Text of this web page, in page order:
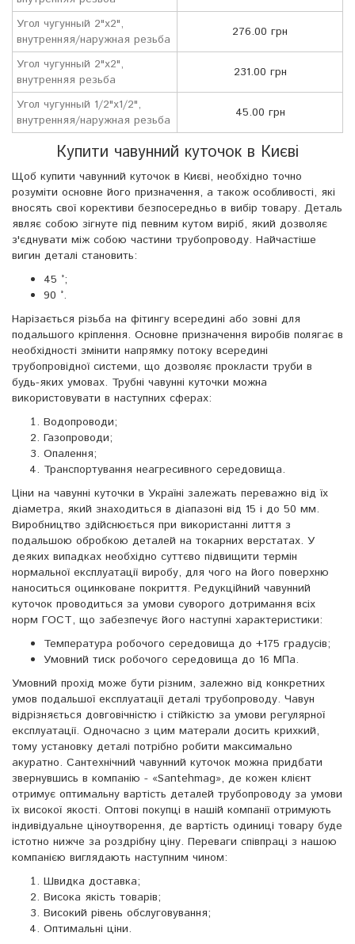
Угол чугунный 2"х2",
внутренняя/наружная резьба
276.00 грн
Угол чугунный 2"х2",
внутренняя резьба
231.00 грн
Угол чугунный 1/2"х1/2",
внутренняя/наружная резьба
45.00 грн
Купити чавунний куточок в Києві
Щоб купити чавунний куточок в Києві, необхідно точно
розуміти основне його призначення, а також особливості, які
вносять свої корективи безпосередньо в вибір товару. Деталь
являє собою зігнуте під певним кутом виріб, який дозволяє
з'єднувати між собою частини трубопроводу. Найчастіше
вигин деталі становить:
45 °;
90 °.
Нарізається різьба на фітингу всередині або зовні для
подальшого кріплення. Основне призначення виробів полягає в
необхідності змінити напрямку потоку всередині
трубопровідної системи, що дозволяє прокласти труби в
будь-яких умовах. Трубні чавунні куточки можна
використовувати в наступних сферах:
Водопроводи;
Газопроводи;
Опалення;
Транспортування неагресивного середовища.
Ціни на чавунні куточки в Україні залежать переважно від їх
діаметра, який знаходиться в діапазоні від 15 і до 50 мм.
Виробництво здійснюється при використанні лиття з
подальшою обробкою деталей на токарних верстатах. У
деяких випадках необхідно суттєво підвищити термін
нормальної експлуатації виробу, для чого на його поверхню
наноситься оцинковане покриття. Редукційний чавунний
куточок проводиться за умови суворого дотримання всіх
норм ГОСТ, що забезпечує його наступні характеристики:
Температура робочого середовища до +175 градусів;
Умовний тиск робочого середовища до 16 МПа.
Умовний прохід може бути різним, залежно від конкретних
умов подальшої експлуатації деталі трубопроводу. Чавун
відрізняється довговічністю і стійкістю за умови регулярної
експлуатації. Одночасно з цим матерали досить крихкий,
тому установку деталі потрібно робити максимально
акуратно. Сантехнічний чавунний куточок можна придбати
звернувшись в компанію - «Santehmag», де кожен клієнт
отримує оптимальну вартість деталей трубопроводу за умови
їх високої якості. Оптові покупці в нашій компанії отримують
індивідуальне ціноутворення, де вартість одиниці товару буде
істотно нижче за роздрібну ціну. Переваги співпраці з нашою
компанією виглядають наступним чином:
Швидка доставка;
Висока якість товарів;
Високий рівень обслуговування;
Оптимальні ціни.